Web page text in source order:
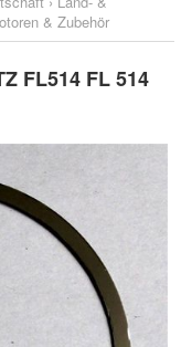
& Zubehör
FL514 FL 514